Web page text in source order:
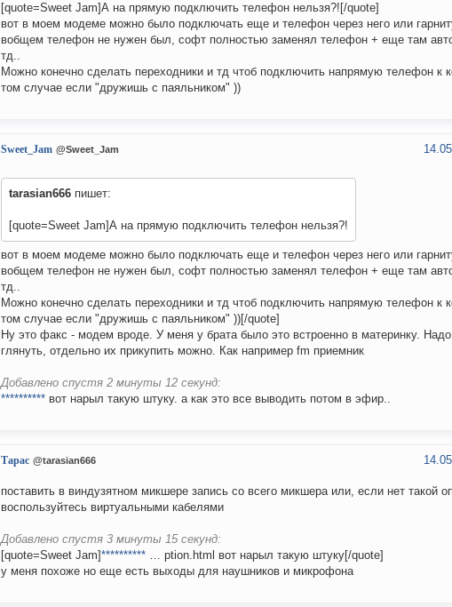
[quote=Sweet Jam]А на прямую подключить телефон нельзя?![/quote]
вот в моем модеме можно было подключать еще и телефон через него или
вобщем телефон не нужен был, софт полностью заменял телефон + еще там
тд..
Можно конечно сделать переходники и тд чтоб подключить напрямую телефон к
том случае если "дружишь с паяльником" ))
Sweet_Jam @Sweet_Jam
tarasian666 пишет:
[quote=Sweet Jam]А на прямую подключить телефон нельзя?!
вот в моем модеме можно было подключать еще и телефон через него или
вобщем телефон не нужен был, софт полностью заменял телефон + еще там
тд..
Можно конечно сделать переходники и тд чтоб подключить напрямую телефон к
том случае если "дружишь с паяльником" ))[/quote]
Ну это факс - модем вроде. У меня у брата было это встроенно в материнку.
глянуть, отдельно их прикупить можно. Как например fm приемник
Добавлено спустя 2 минуты 12 секунд:
********** вот нарыл такую штуку. а как это все выводить потом в эфир..
Тарас @tarasian666
поставить в виндузятном микшере запись со всего микшера или, если нет такой
воспользуйтесь виртуальными кабелями
Добавлено спустя 3 минуты 15 секунд:
[quote=Sweet Jam]********** … ption.html вот нарыл такую штуку[/quote]
у меня похоже но еще есть выходы для наушников и микрофона